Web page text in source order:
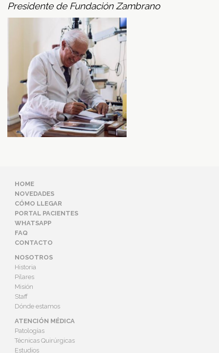
Presidente de Fundación Zambrano
HOME
NOVEDADES
CÓMO LLEGAR
PORTAL PACIENTES
WHATSAPP
FAQ
CONTACTO
NOSOTROS
Historia
Pilares
Misión
Staff
Dónde estamos
ATENCIÓN MÉDICA
Patologías
Técnicas Quirúrgicas
Estudios